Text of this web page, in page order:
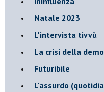
Natale 2023
L'intervista tivvù
La crisi della
Futuribile
L'assurdo